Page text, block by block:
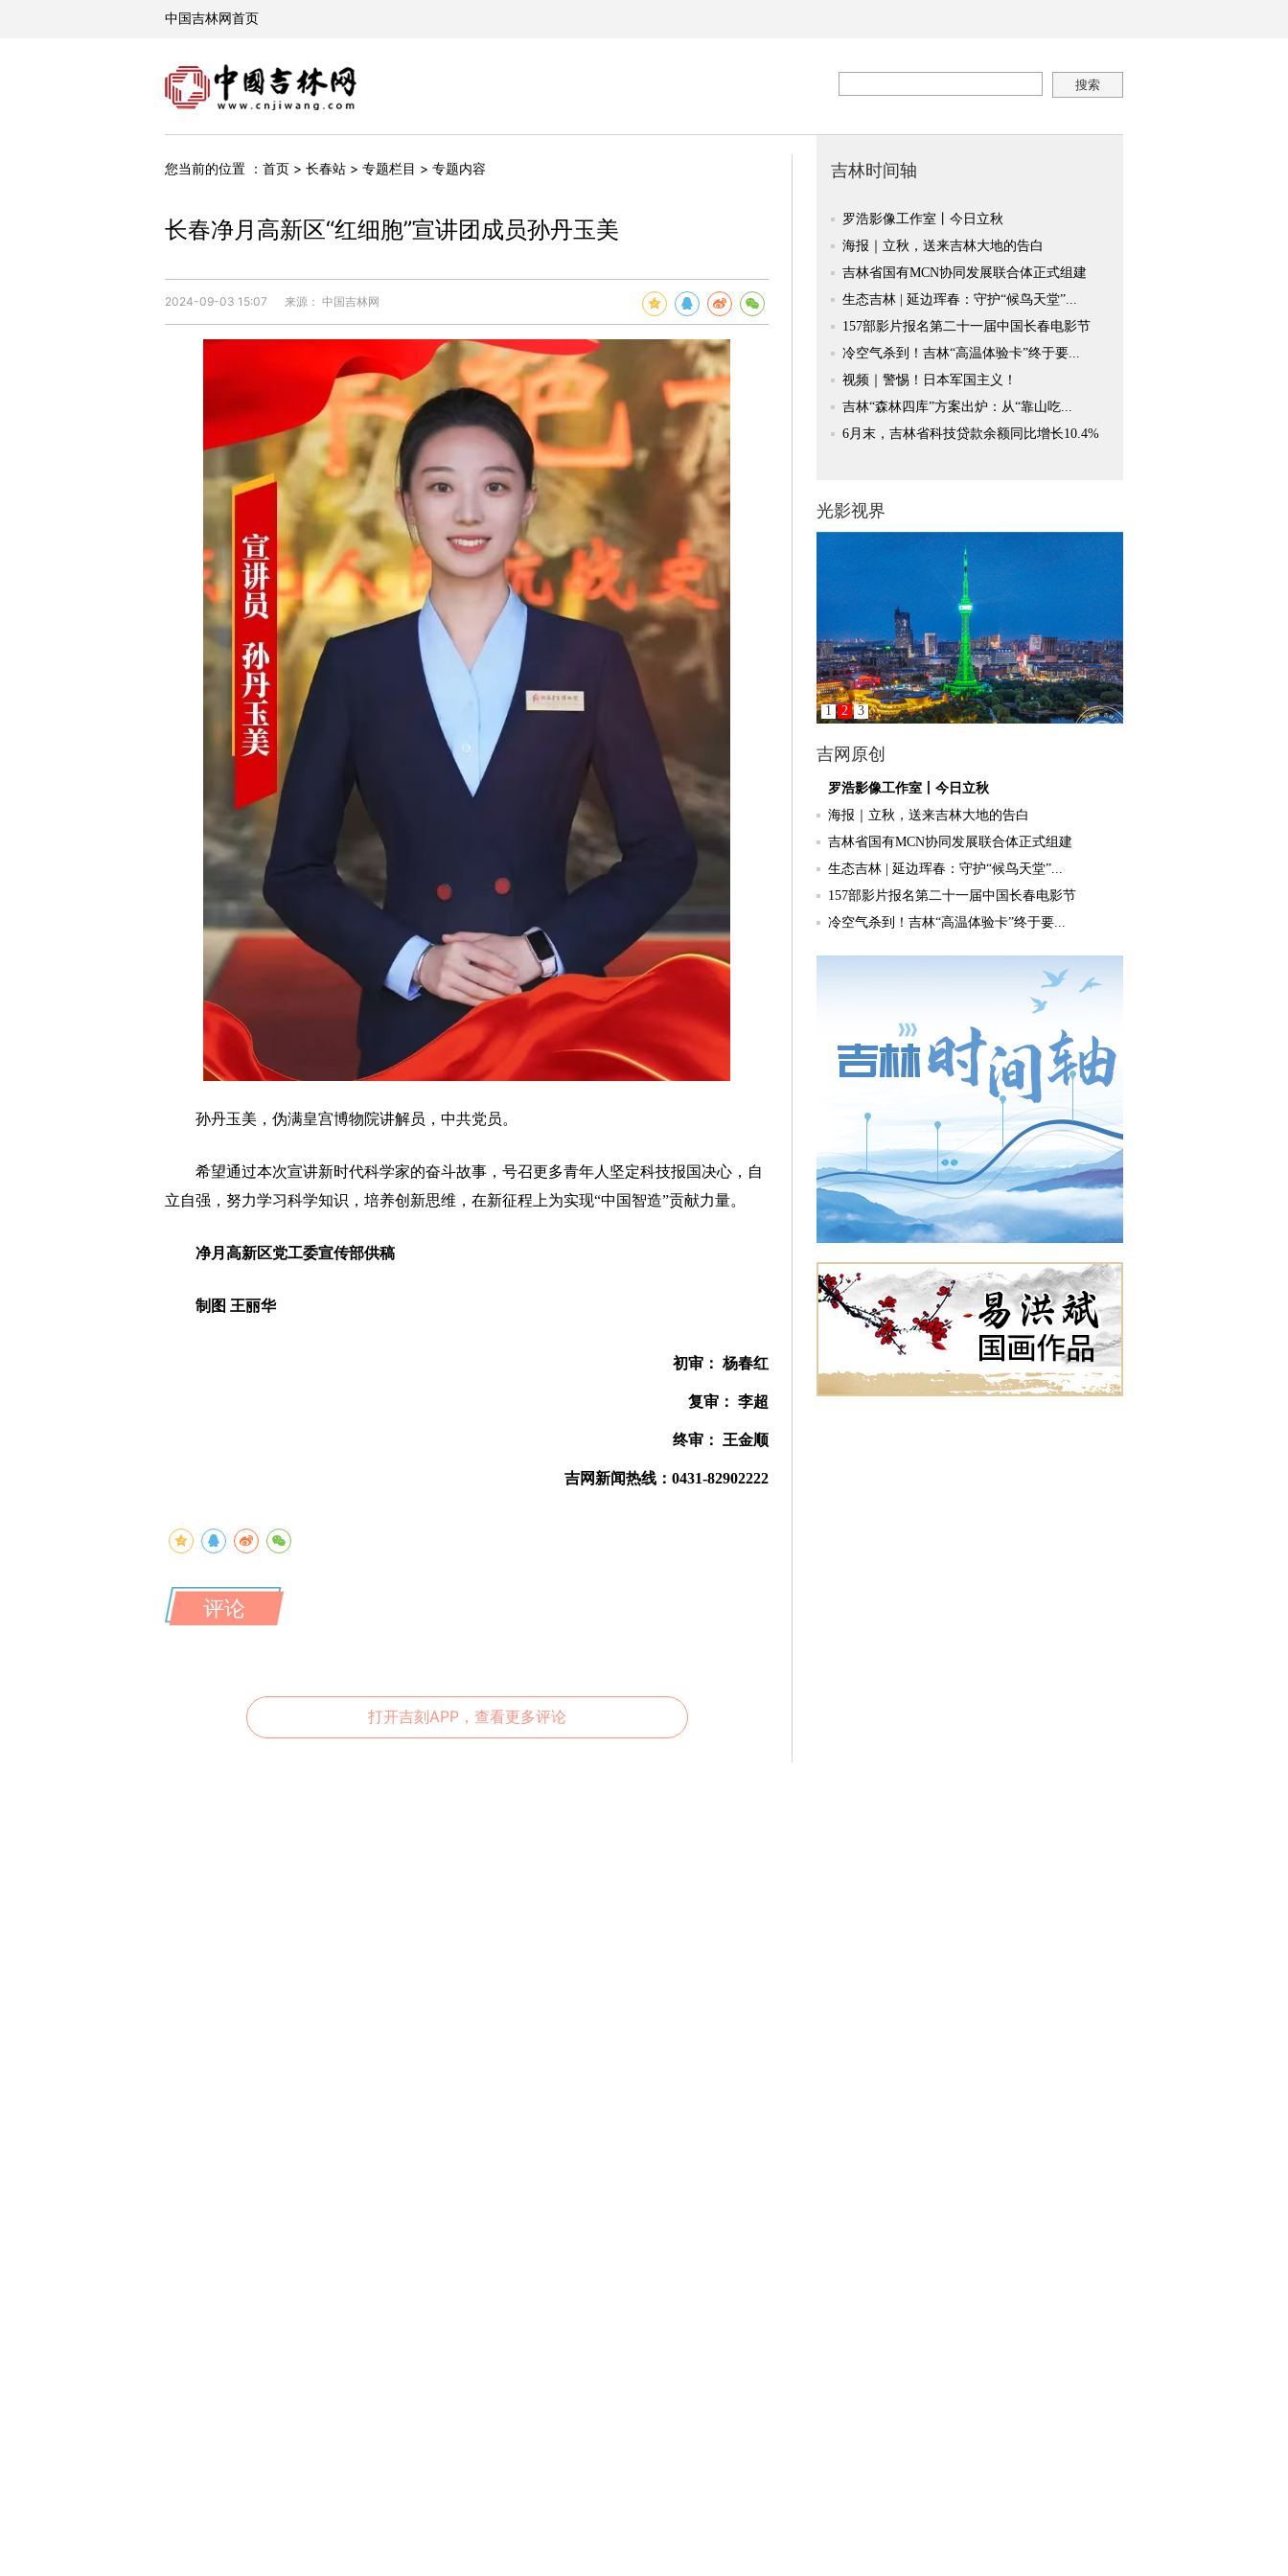
您当前的位置 ： 首页 > 长春站 > 专题栏目 > 专题内容
长春净月高新区“红细胞”宣讲团成员孙丹玉美
2024-09-03 15:07 来源： 中国吉林网
孙丹玉美，伪满皇宫博物院讲解员，中共党员。
希望通过本次宣讲新时代科学家的奋斗故事，号召更多青年人坚定科技报国决心，自
立自强，努力学习科学知识，培养创新思维，在新征程上为实现“中国智造”贡献力量。
净月高新区党工委宣传部供稿
制图 王丽华
初审： 杨春红
复审： 李超
终审： 王金顺
吉网新闻热线：0431-82902222
评论
打开吉刻APP，查看更多评论